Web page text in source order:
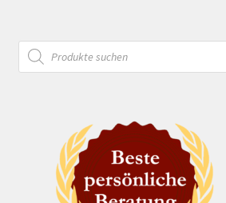
Products
search